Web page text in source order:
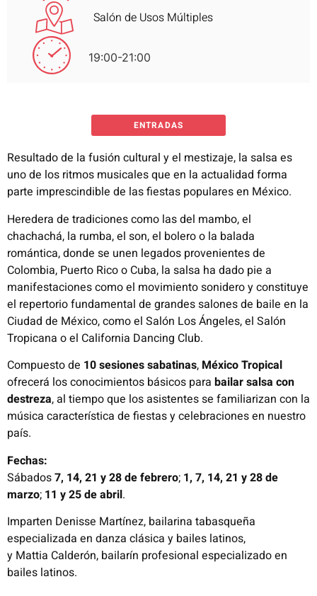
Salón de Usos Múltiples
19:00-21:00
ENTRADAS
Resultado de la fusión cultural y el mestizaje, la salsa es
uno de los ritmos musicales que en la actualidad forma
parte imprescindible de las fiestas populares en México.
Heredera de tradiciones como las del mambo, el
chachachá, la rumba, el son, el bolero o la balada
romántica, donde se unen legados provenientes de
Colombia, Puerto Rico o Cuba, la salsa ha dado pie a
manifestaciones como el movimiento sonidero y constituye
el repertorio fundamental de grandes salones de baile en la
Ciudad de México, como el Salón Los Ángeles, el Salón
Tropicana o el California Dancing Club.
Compuesto de 10 sesiones sabatinas, México Tropical
ofrecerá los conocimientos básicos para bailar salsa con
destreza, al tiempo que los asistentes se familiarizan con la
música característica de fiestas y celebraciones en nuestro
país.
Fechas:
Sábados7, 14, 21 y 28 de febrero; 1, 7, 14, 21 y 28 de
marzo; 11 y 25 de abril.
Imparten Denisse Martínez, bailarina tabasqueña
especializada en danza clásica y bailes latinos,
y Mattia Calderón, bailarín profesional especializado en
bailes latinos.